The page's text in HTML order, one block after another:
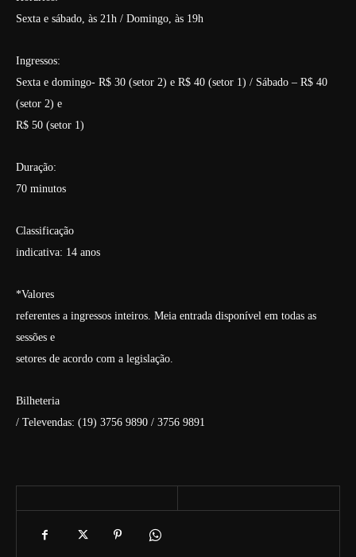
Sexta e sábado, às 21h / Domingo, às 19h
Ingressos:
Sexta e domingo- R$ 30 (setor 2) e R$ 40 (setor 1) / Sábado – R$ 40
(setor 2) e
R$ 50 (setor 1)
Duração:
70 minutos
Classificação
indicativa: 14 anos
*Valores
referentes a ingressos inteiros. Meia entrada disponível em todas as
sessões e
setores de acordo com a legislação.
Bilheteria
/ Televendas: (19) 3756 9890 / 3756 9891